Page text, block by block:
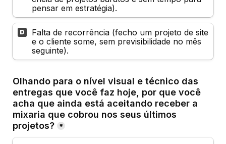
pensar em estratégia).
D
Falta de recorrência (fecho um projeto de site
e o cliente some, sem previsibilidade no mês
seguinte).
Olhando para o nível visual e técnico das
entregas que você faz hoje, por que você
acha que ainda está aceitando receber a
mixaria que cobrou nos seus últimos
projetos? *